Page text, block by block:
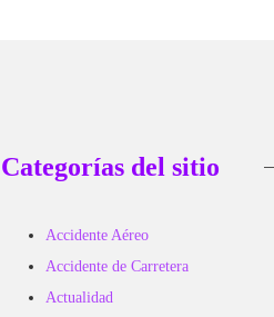
Categorías del sitio
Accidente Aéreo
Accidente de Carretera
Actualidad